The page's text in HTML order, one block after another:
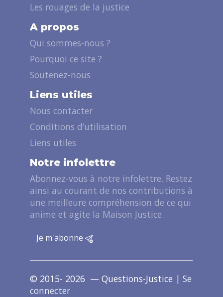
Les rouages de la justice
A propos
Qui sommes-nous ?
Pourquoi ce site ?
Soutenez-nous
Liens utiles
Nous contacter
Conditions d’utilisation
Liens utiles
Notre infolettre
Abonnez-vous à notre infolettre. Restez
ainsi au courant de nos contributions à
une meilleure compréhension de ce qui
anime et agite la Maison Justice.
Je m'abonne
© 2015- 2026 — Questions-Justice | Se
connecter